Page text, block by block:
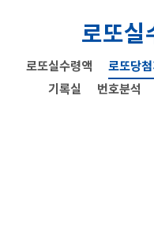
로또실
로또실수령액 로또당
기록실
번호분석